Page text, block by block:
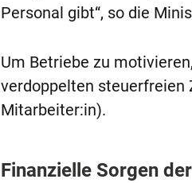
Personal gibt“, so die
Um Betriebe zu
verdoppelten steuerfreien
Mitarbeiter:in).
Finanzielle Sorgen